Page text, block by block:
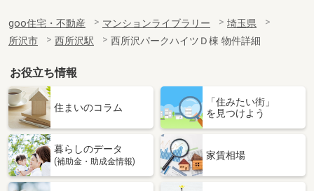
goo住宅・不動産 マンションライブラリー
埼玉県
所沢市
西所沢駅 西所沢パークハイツＤ棟 物件詳細
お役立ち情報
住まいのコラム
「住みたい街」
を見つけよう
暮らしのデータ
(補助金・助成金情報)
家賃相場